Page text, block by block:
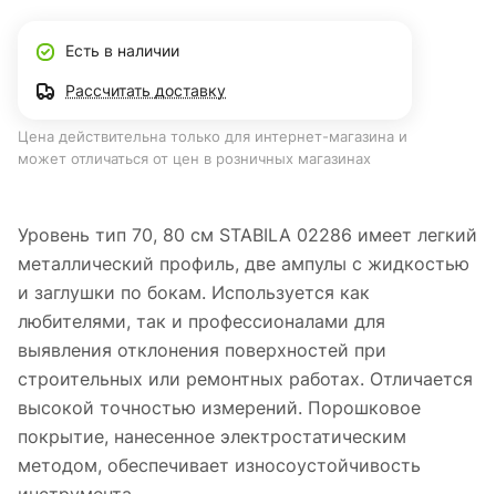
Есть в наличии
Рассчитать доставку
Цена действительна только для интернет-магазина и
может отличаться от цен в розничных магазинах
Уровень тип 70, 80 см STABILA 02286 имеет легкий
металлический профиль, две ампулы с жидкостью
и заглушки по бокам. Используется как
любителями, так и профессионалами для
выявления отклонения поверхностей при
строительных или ремонтных работах. Отличается
высокой точностью измерений. Порошковое
покрытие, нанесенное электростатическим
методом, обеспечивает износоустойчивость